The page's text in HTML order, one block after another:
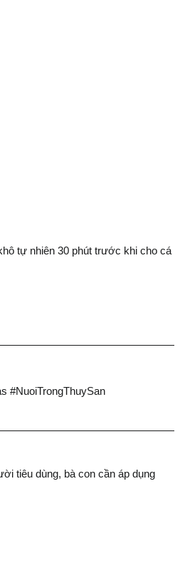
tự nhiên 30 phút trước khi cho cá
#NuoiTrongThuySan
tiêu dùng, bà con cần áp dụng